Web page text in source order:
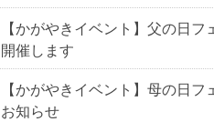
【かがやきイベント】父の日フ
開催します
【かがやきイベント】母の日フ
お知らせ